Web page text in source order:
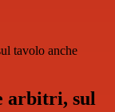
tavolo anche
arbitri, sul